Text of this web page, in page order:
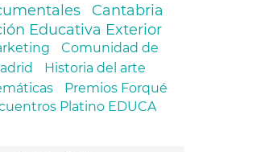
Cantabria
Educativa Exterior
Comunidad de
Historia del arte
Premios Forqué
Platino EDUCA